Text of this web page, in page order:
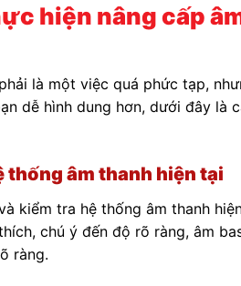
hiện nâng cấp
là một việc quá phức tạp,
dễ hình dung hơn, dưới đây là
thống âm thanh hiện tại
kiểm tra hệ thống âm thanh
chú ý đến độ rõ ràng, âm
ràng.